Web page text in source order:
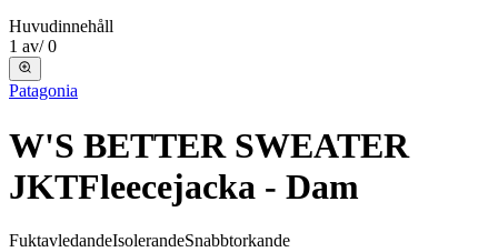
Huvudinnehåll
1 av/ 0
Patagonia
W'S BETTER SWEATER
JKTFleecejacka - Dam
FuktavledandeIsolerandeSnabbtorkande